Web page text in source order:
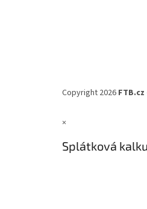
Copyright 2026
×
Splátková